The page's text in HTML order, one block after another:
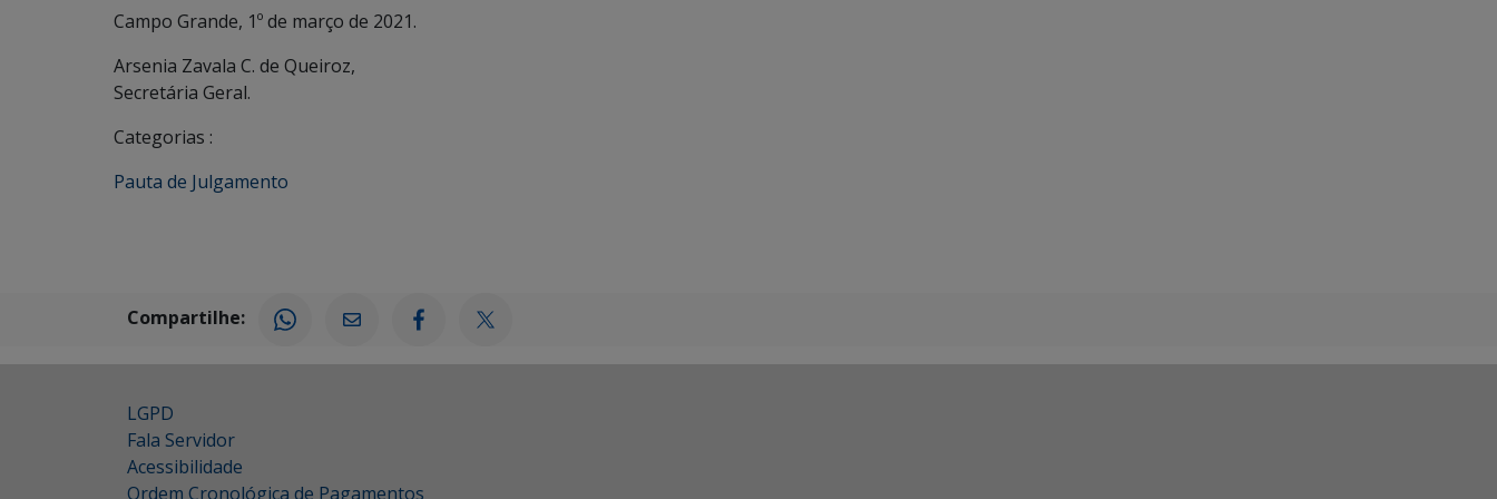
Campo Grande, 1º de março de 2021.
Arsenia Zavala C. de Queiroz,
Secretária Geral.
Categorias :
Pauta de Julgamento
Compartilhe:
LGPD
Fala Servidor
Acessibilidade
Ordem Cronológica de Pagamentos